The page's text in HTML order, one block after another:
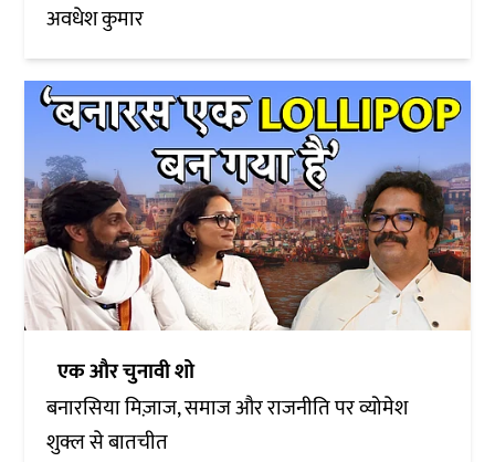
अवधेश कुमार
एक और चुनावी शो
बनारसिया मिज़ाज, समाज और राजनीति पर व्योमेश
शुक्ल से बातचीत